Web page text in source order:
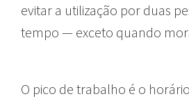
evitar a utilização por duas
tempo — exceto quando
O pico de trabalho é o